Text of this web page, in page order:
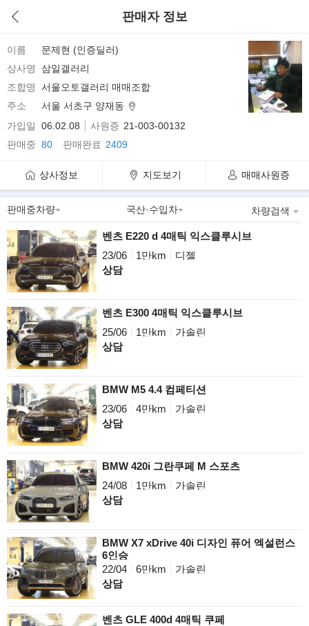
판매자 정보
이름
문제현 (인증딜러)
상사명
삼일갤러리
조합명
서울오토갤러리 매매조합
주소
서울 서초구 양재동
가입일
06.02.08 사원증 21-003-00132
판매중 80 판매완료 2409
상사정보 지도보기 매매사원증
차량검색
벤츠 E220 d 4매틱 익스클루시브
23/06
1만km
디젤
상담
벤츠 E300 4매틱 익스클루시브
25/06
1만km
가솔린
상담
BMW M5 4.4 컴페티션
23/06
4만km
가솔린
상담
BMW 420i 그란쿠페 M 스포츠
24/08
1만km
가솔린
상담
BMW X7 xDrive 40i 디자인 퓨어 엑설런스
6인승
22/04
6만km
가솔린
상담
벤츠 GLE 400d 4매틱 쿠페